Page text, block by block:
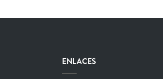
ENLACES